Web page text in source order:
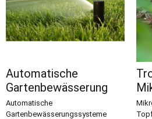
Automatische
Gartenbewässerung
Automatische
Gartenbewässerungssysteme